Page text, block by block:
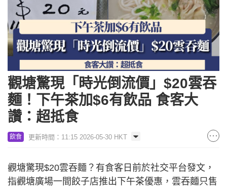
觀塘驚現「時光倒流價」$20雲吞
麵！下午茶加$6有飲品 食客大
讚：超抵食
飲食 更新時間：11:15 2026-05-30 HKT
觀塘驚現$20雲吞麵？有食客日前於社交平台發文，
指觀塘廣場一間餃子店推出下午茶優惠，雲吞麵只售